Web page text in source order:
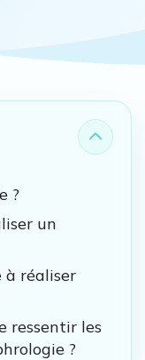
?
un
à réaliser
ressentir les
?